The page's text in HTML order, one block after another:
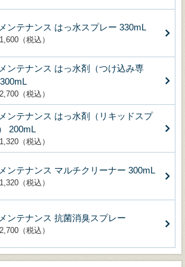
ンテナンス はっ水スプレー 330mL
（税込）
ンテナンス はっ水剤（つけ込み専
（税込）
ンテナンス はっ水剤（リキッドスプ
200mL
（税込）
ンテナンス マルチクリーナー 300mL
（税込）
ンテナンス 抗菌消臭スプレー
（税込）